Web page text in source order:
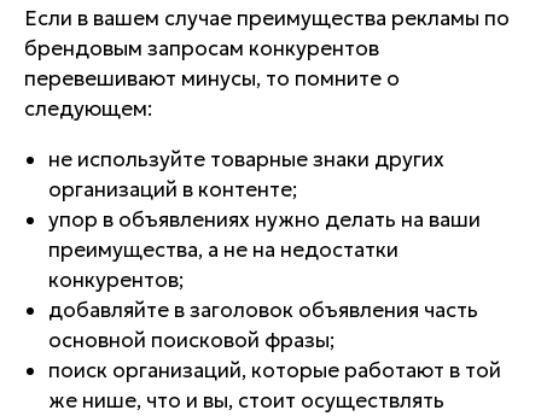
Если в вашем случае преимущества рекламы по
брендовым запросам конкурентов
перевешивают минусы, то помните о
следующем:
не используйте товарные знаки других
организаций в контенте;
упор в объявлениях нужно делать на ваши
преимущества, а не на недостатки
конкурентов;
добавляйте в заголовок объявления часть
основной поисковой фразы;
поиск организаций, которые работают в той
же нише, что и вы, стоит осуществлять